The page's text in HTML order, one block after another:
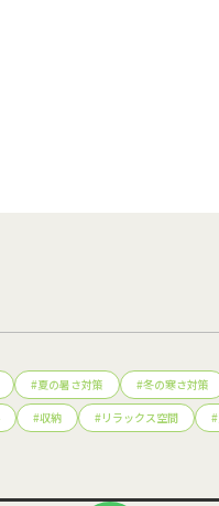
#夏の暑さ対策 #冬の寒さ対策
#収納 #リラックス空間 #